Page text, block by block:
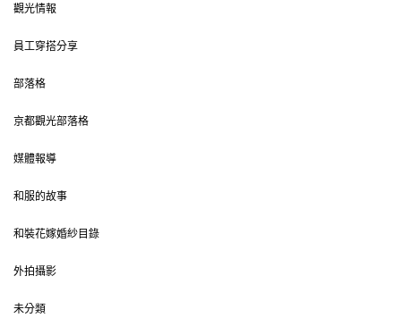
觀光情報
員工穿搭分享
部落格
京都觀光部落格
媒體報導
和服的故事
和裝花嫁婚紗目錄
外拍攝影
未分類